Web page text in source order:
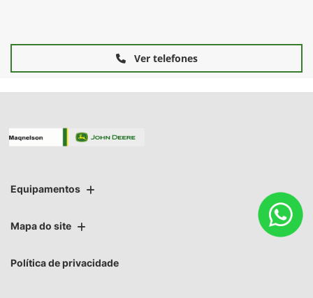
Ver telefones
Equipamentos
Mapa do site
Política de privacidade